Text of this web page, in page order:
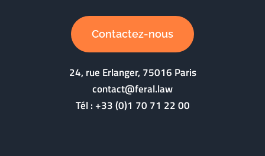
Contactez-nous
24, rue Erlanger, 75016 Paris
contact@feral.law
Tél :+33 (0)1 70 71 22 00